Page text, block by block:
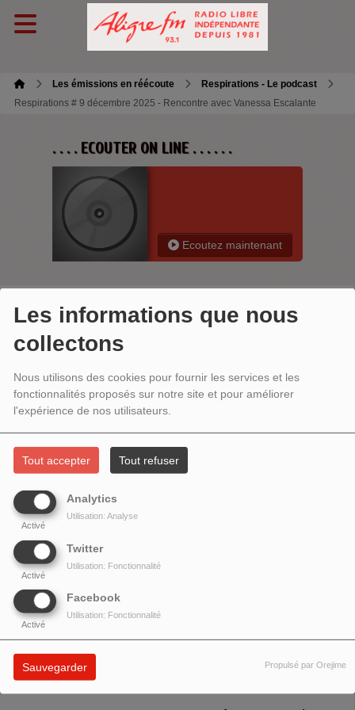
Les informations que nous
collectons
Nous utilisons des cookies pour fournir les services et les
fonctionnalités proposés sur notre site et pour améliorer
l'expérience de nos utilisateurs.
Tout accepter Tout refuser
Analytics
Activé
Utilisation: Analyse
Twitter
Activé
Utilisation: Fonctionnalité
Facebook
Activé
Utilisation: Fonctionnalité
Sauvegarder Propulsé par Orejime
Les émissions en réécoute
Respirations - Le podcast
Respirations # 9 décembre 2025 - Rencontre avec Vanessa Escalante
. . . . ECOUTER ON LINE . . . . . .
Ecoutez maintenant
RESPIRATIONS # 9 DÉCEMBRE 2025
- RENCONTRE AVEC VANESSA
ESCALANTE
Thème : le rêve, un enseignement des peuples
aborigènes